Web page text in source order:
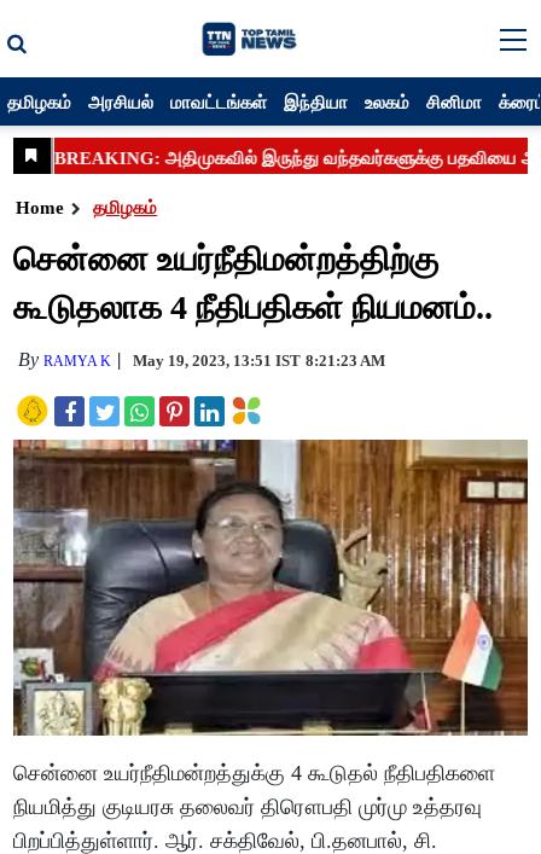
தமிழகம் அரசியல் மாவட்டங்கள் இந்தியா உலகம் சினிமா
Home தமிழகம்
சென்னை உயர்நீதிமன்றத்திற்கு
கூடுதலாக 4 நீதிபதிகள் நியமனம்..
ByRAMYA K May 19, 2023, 13:51 IST 8:21:23 AM
சென்னை உயர்நீதிமன்றத்துக்கு 4 கூடுதல் நீதிபதிகளை
நியமித்து குடியரசு தலைவர் திரௌபதி முர்மு உத்தரவு
பிறப்பித்துள்ளார். ஆர். சக்திவேல், பி.தனபால், சி.